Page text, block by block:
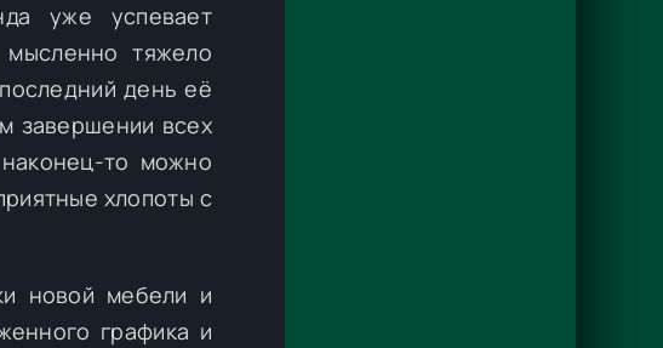
уже успевает
тяжело
день её
завершении всех
то можно
хлопоты с
новой мебели и
графика и